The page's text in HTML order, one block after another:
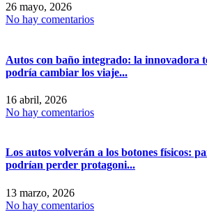
26 mayo, 2026
No hay comentarios
Autos con baño integrado: la innovadora
podría cambiar los viaje...
16 abril, 2026
No hay comentarios
Los autos volverán a los botones físicos:
podrían perder protagoni...
13 marzo, 2026
No hay comentarios